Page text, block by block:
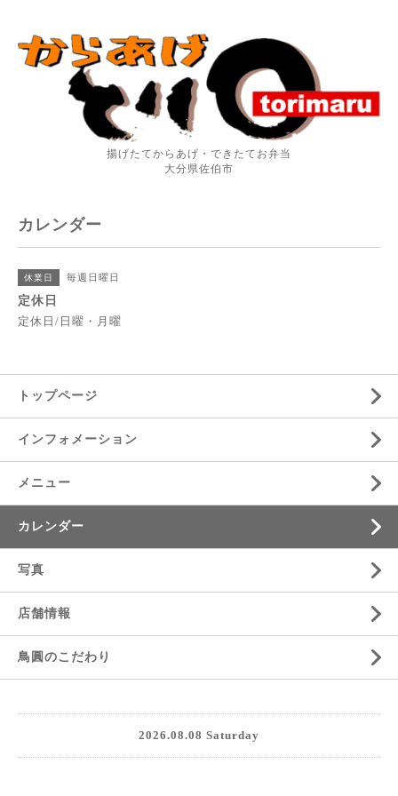
揚げたてからあげ・できたてお弁当
大分県佐伯市
カレンダー
休業日 毎週日曜日
定休日
定休日/日曜・月曜
トップページ
インフォメーション
メニュー
カレンダー
写真
店舗情報
鳥圓のこだわり
2026.08.08 Saturday